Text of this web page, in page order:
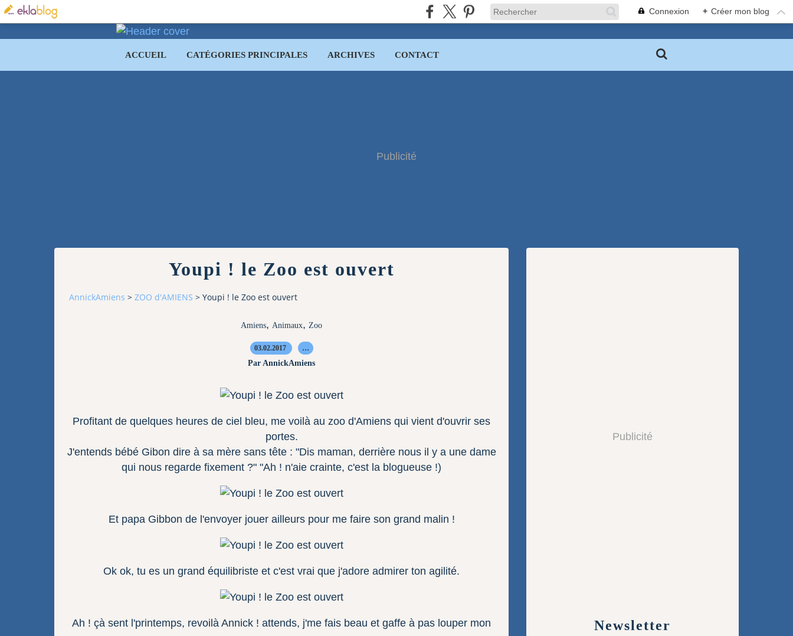
Connexion + Créer mon blog
ACCUEIL CATÉGORIES PRINCIPALES ARCHIVES CONTACT
Publicité
Youpi ! le Zoo est ouvert
AnnickAmiens > ZOO d'AMIENS > Youpi ! le Zoo est ouvert
Amiens, Animaux, Zoo
03.02.2017 …
Par AnnickAmiens
Profitant de quelques heures de ciel bleu, me voilà au zoo d'Amiens qui vient d'ouvrir ses
portes.
J'entends bébé Gibon dire à sa mère sans tête : "Dis maman, derrière nous il y a une dame
qui nous regarde fixement ?" "Ah ! n'aie crainte, c'est la blogueuse !)
Et papa Gibbon de l'envoyer jouer ailleurs pour me faire son grand malin !
Ok ok, tu es un grand équilibriste et c'est vrai que j'adore admirer ton agilité.
Ah ! çà sent l'printemps, revoilà Annick ! attends, j'me fais beau et gaffe à pas louper mon
Newsletter
Publicité